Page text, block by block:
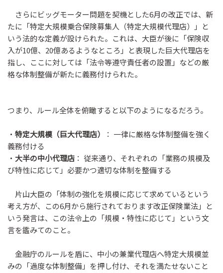
さらにビッグモーター問題を契機とした6月の改正では、新
たに「特定大規模乗合保険募集人（特定大規模代理店）」と
いう法的な定義が設けられた。これは、大臣が後に「保険収
入が10億、20億あるようなところ」と表現した巨大代理店を
指し、ここに対しては「法令等遵守責任者の設置」などの厳
格な体制整備が新たに義務付けられた。
つまり、ルール全体を俯瞰すると以下のようになるだろう。
・ 特定大規模（巨大代理店）
： 一律に厳格な体制整備を強く
義務付ける
・ 大半の中小代理店 ： 従来通り、それぞれの「業務の規模及
び特性に応じて」必要かつ適切な体制を整備する
片山大臣の「体制の強化を規模に応じて求めているという
考え方が、この6月から施行されております改正保険業法」と
いう発言は、この法令上の「規模・特性に応じて」という文
言を鑑みてのこと。
金融庁のルールを盾に、中小の兼業代理店へ特定大規模並
みの「過度な体制整備」を押し付け、それを満たせないこと